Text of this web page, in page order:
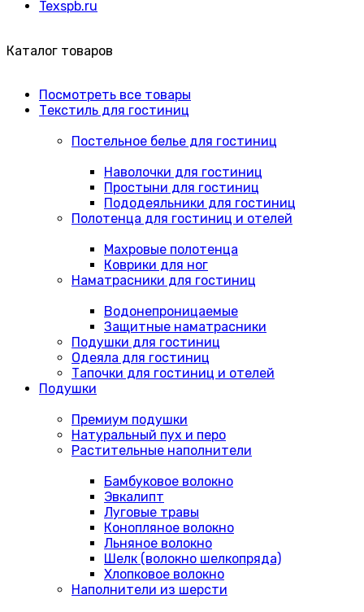
Texspb.ru
Каталог товаров
Посмотреть все товары
Текстиль для гостиниц
Постельное белье для гостиниц
Наволочки для гостиниц
Простыни для гостиниц
Пододеяльники для гостиниц
Полотенца для гостиниц и отелей
Махровые полотенца
Коврики для ног
Наматрасники для гостиниц
Водонепроницаемые
Защитные наматрасники
Подушки для гостиниц
Одеяла для гостиниц
Тапочки для гостиниц и отелей
Подушки
Премиум подушки
Натуральный пух и перо
Растительные наполнители
Бамбуковое волокно
Эвкалипт
Луговые травы
Конопляное волокно
Льняное волокно
Шелк (волокно шелкопряда)
Хлопковое волокно
Наполнители из шерсти